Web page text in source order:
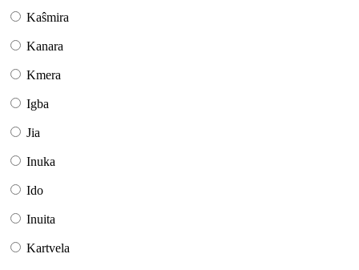
Kaŝmira
Kanara
Kmera
Igba
Jia
Inuka
Ido
Inuita
Kartvela